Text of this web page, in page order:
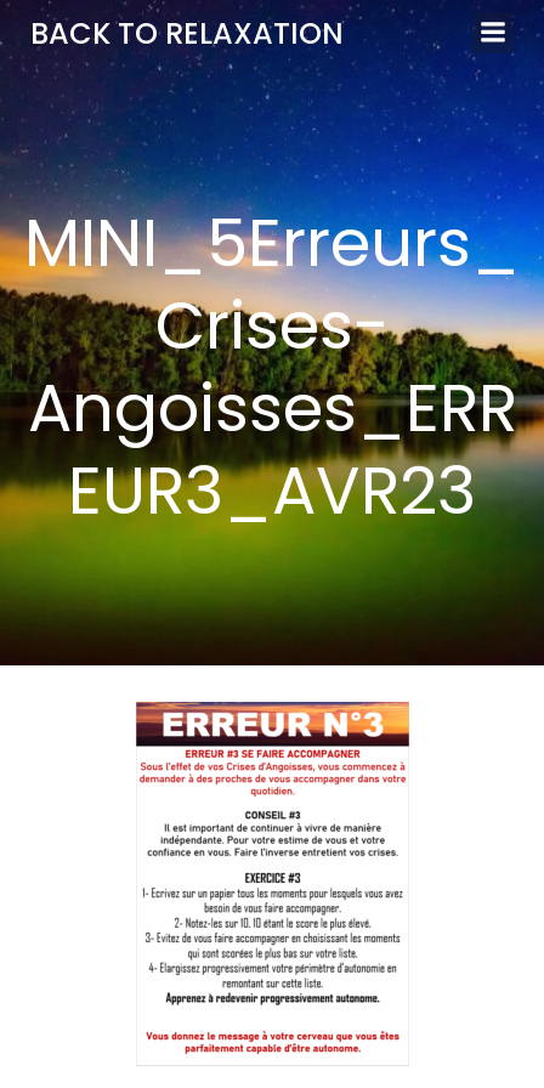
Aller
au
contenu
BACK TO RELAXATION
MINI_5Erreurs_
Crises-
Angoisses_ERR
EUR3_AVR23